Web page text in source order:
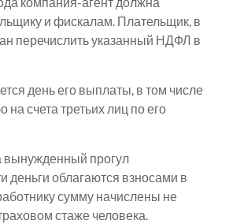
и фискалам. Плательщик, в
перечислить указанный НДФЛ в
день его выплаты, в том числе
счета третьих лиц по его
вынужденный прогул
деньги облагаются взносами в
сумму начислены не
стаже человека.